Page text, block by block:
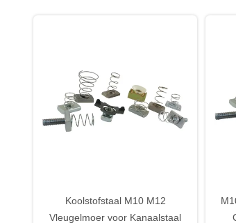
Koolstofstaal M10 M12
Vleugelmoer voor Kanaalstaal